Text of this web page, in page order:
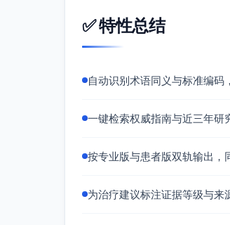
✅ 特性总结
自动识别术语同义与标准编码
一键检索权威指南与近三年研
按专业版与患者版双轨输出，
为治疗建议标注证据等级与来